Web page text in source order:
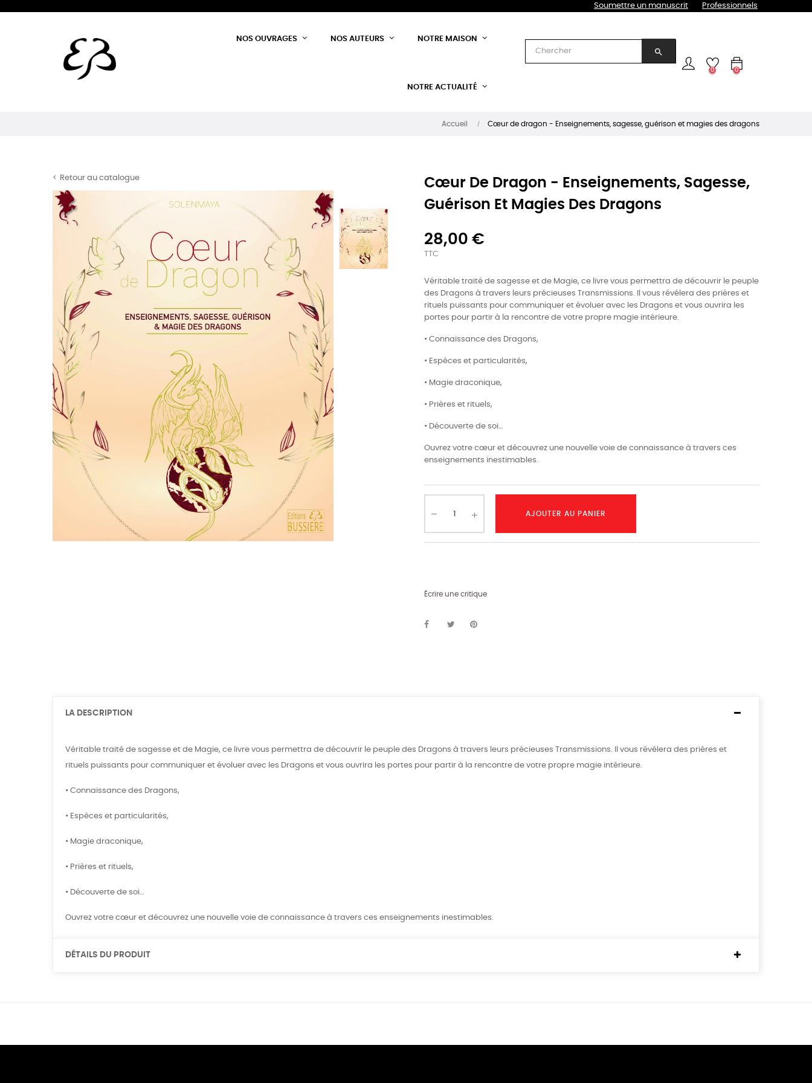
Soumettre un manuscrit Professionnels
NOS OUVRAGES NOS AUTEURS NOTRE MAISON
NOTRE ACTUALITÉ
search
0 0
Accueil Cœur de dragon - Enseignements, sagesse, guérison et magies des dragons
Retour au catalogue
Cœur De Dragon - Enseignements, Sagesse,
Guérison Et Magies Des Dragons
28,00 €
TTC
Véritable traité de sagesse et de Magie, ce livre vous permettra de découvrir le peuple
des Dragons à travers leurs précieuses Transmissions. Il vous révélera des prières et
rituels puissants pour communiquer et évoluer avec les Dragons et vous ouvrira les
portes pour partir à la rencontre de votre propre magie intérieure.
• Connaissance des Dragons,
• Espèces et particularités,
• Magie draconique,
• Prières et rituels,
• Découverte de soi…
Ouvrez votre cœur et découvrez une nouvelle voie de connaissance à travers ces
enseignements inestimables.
AJOUTER AU PANIER
Écrire une critique
LA DESCRIPTION
Véritable traité de sagesse et de Magie, ce livre vous permettra de découvrir le peuple des Dragons à travers leurs précieuses Transmissions. Il vous révélera des prières et
rituels puissants pour communiquer et évoluer avec les Dragons et vous ouvrira les portes pour partir à la rencontre de votre propre magie intérieure.
• Connaissance des Dragons,
• Espèces et particularités,
• Magie draconique,
• Prières et rituels,
• Découverte de soi…
Ouvrez votre cœur et découvrez une nouvelle voie de connaissance à travers ces enseignements inestimables.
DÉTAILS DU PRODUIT